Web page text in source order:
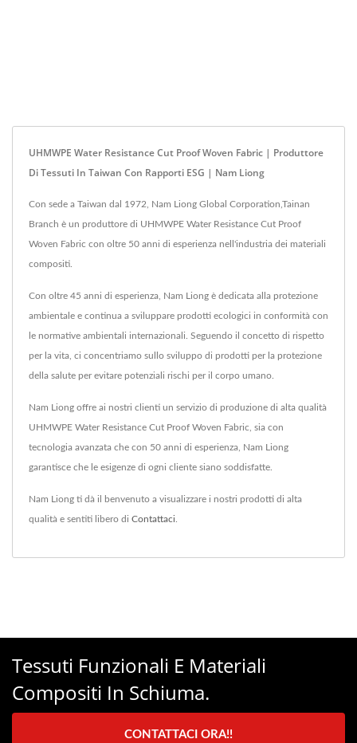
UHMWPE Water Resistance Cut Proof Woven Fabric | Produttore
Di Tessuti In Taiwan Con Rapporti ESG | Nam Liong
Con sede a Taiwan dal 1972, Nam Liong Global Corporation,Tainan
Branch è un produttore di UHMWPE Water Resistance Cut Proof
Woven Fabric con oltre 50 anni di esperienza nell'industria dei materiali
compositi.
Con oltre 45 anni di esperienza, Nam Liong è dedicata alla protezione
ambientale e continua a sviluppare prodotti ecologici in conformità con
le normative ambientali internazionali. Seguendo il concetto di rispetto
per la vita, ci concentriamo sullo sviluppo di prodotti per la protezione
della salute per evitare potenziali rischi per il corpo umano.
Nam Liong offre ai nostri clienti un servizio di produzione di alta qualità
UHMWPE Water Resistance Cut Proof Woven Fabric, sia con
tecnologia avanzata che con 50 anni di esperienza, Nam Liong
garantisce che le esigenze di ogni cliente siano soddisfatte.
Nam Liong ti dà il benvenuto a visualizzare i nostri prodotti di alta
qualità e sentiti libero di Contattaci
Tessuti Funzionali E Materiali
Compositi In Schiuma.
CONTATTACI ORA!!